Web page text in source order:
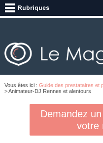
Vous êtes ici : Guide des prestataires et
> Animateur-DJ Rennes et alentours
Demandez
votre